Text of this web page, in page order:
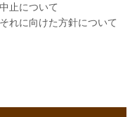
止について
に向けた方針について